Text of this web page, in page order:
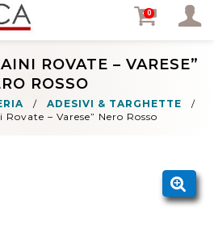
ROVATE – VARESE”
ROSSO
/ ADESIVI & TARGHETTE
/
– Varese” Nero Rosso
0